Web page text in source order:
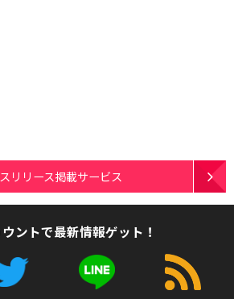
リリース掲載サービス
ントで最新情報ゲット！